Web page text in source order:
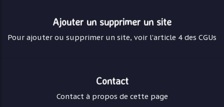
Ajouter un supprimer un site
Pour ajouter ou supprimer un site, voir l'article 4 des CGUs
Contact
Contact à propos de cette page